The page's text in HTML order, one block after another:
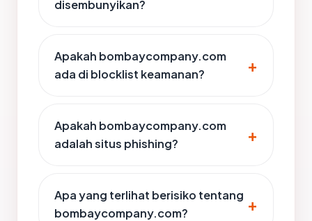
disembunyikan?
Apakah bombaycompany.com
ada di blocklist keamanan?
Apakah bombaycompany.com
adalah situs phishing?
Apa yang terlihat berisiko tentang
bombaycompany.com?